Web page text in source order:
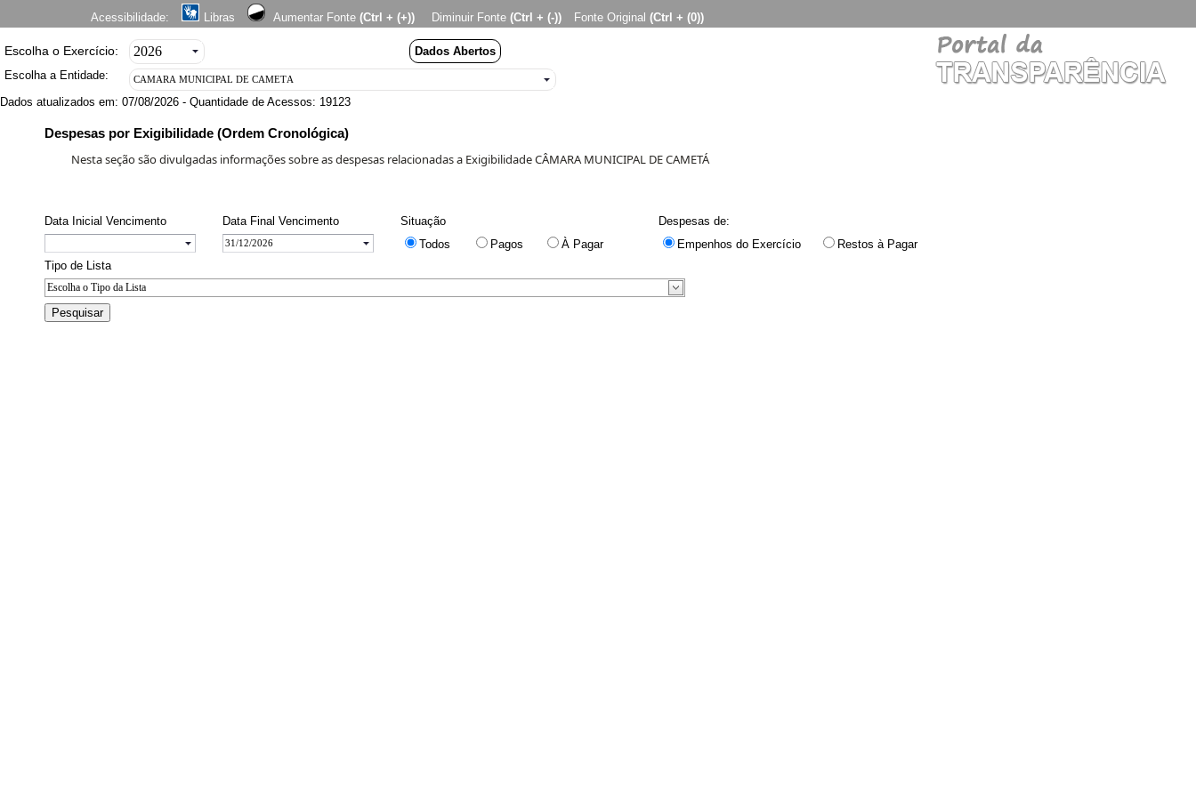
Acessibilidade: Libras Aumentar Fonte (Ctrl + (+)) Diminuir Fonte (Ctrl + (-)) Fonte Original (Ctrl + (0))
Escolha o Exercício:
Dados Abertos
Escolha a Entidade:
Dados atualizados em: 07/08/2026 - Quantidade de Acessos: 19123